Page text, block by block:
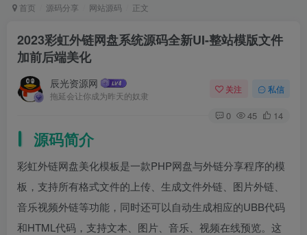
首页 源码分享 网站源码 正文
2023彩虹外链网盘系统源码全新UI-整站模版文件
加前后端美化
辰光资源网
拖延会让你成为昨天的奴隶
关注 私信
0 45 14
源码简介
彩虹外链网盘美化模板是一款PHP网盘与外链分享程序的模
板，支持所有格式文件的上传、生成文件外链、图片外链、
音乐视频外链等功能，同时还可以自动生成相应的UBB代码
和HTML代码，支持文本、图片、音乐、视频在线预览。这